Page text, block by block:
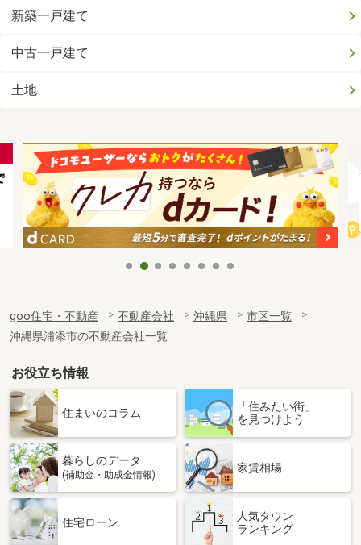
新築一戸建て
中古一戸建て
土地
goo住宅・不動産 不動産会社 沖縄県
市区一覧
沖縄県浦添市の不動産会社一覧
お役立ち情報
住まいのコラム
「住みたい街」
を見つけよう
暮らしのデータ
(補助金・助成金情報)
家賃相場
住宅ローン
人気タウン
ランキング